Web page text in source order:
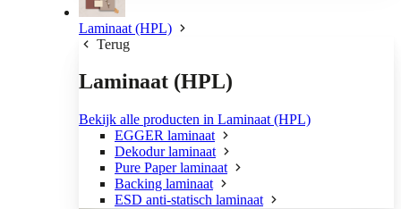
Laminaat (HPL)
Terug
Laminaat (HPL)
Bekijk alle producten in Laminaat (HPL)
EGGER laminaat
Dekodur laminaat
Pure Paper laminaat
Backing laminaat
ESD anti-statisch laminaat